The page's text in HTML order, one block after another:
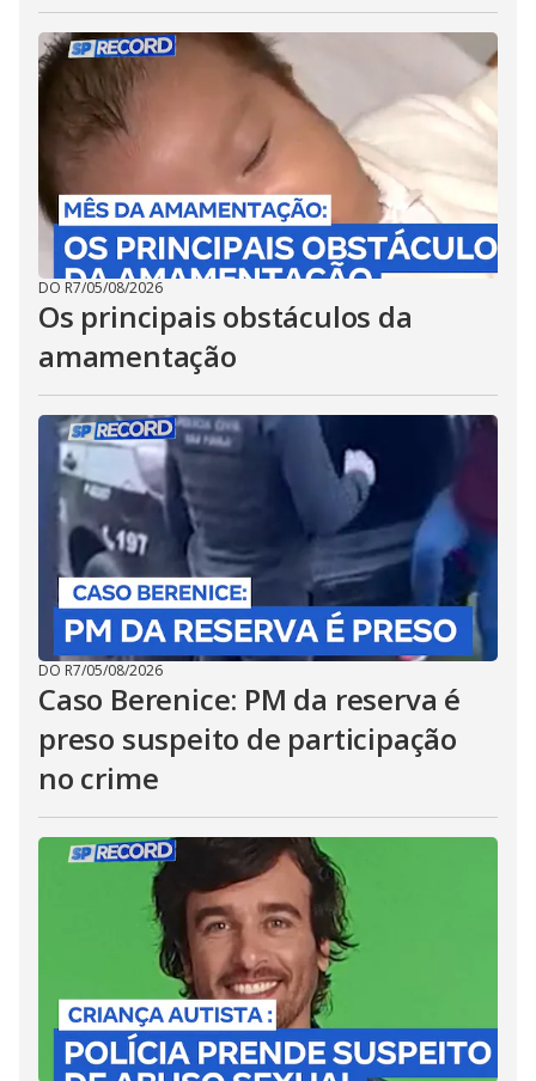
DO R7/05/08/2026
Os principais obstáculos da
amamentação
DO R7/05/08/2026
Caso Berenice: PM da reserva é
preso suspeito de participação
no crime